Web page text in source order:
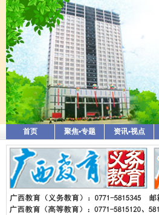
首页 聚焦•专题 资讯•视点